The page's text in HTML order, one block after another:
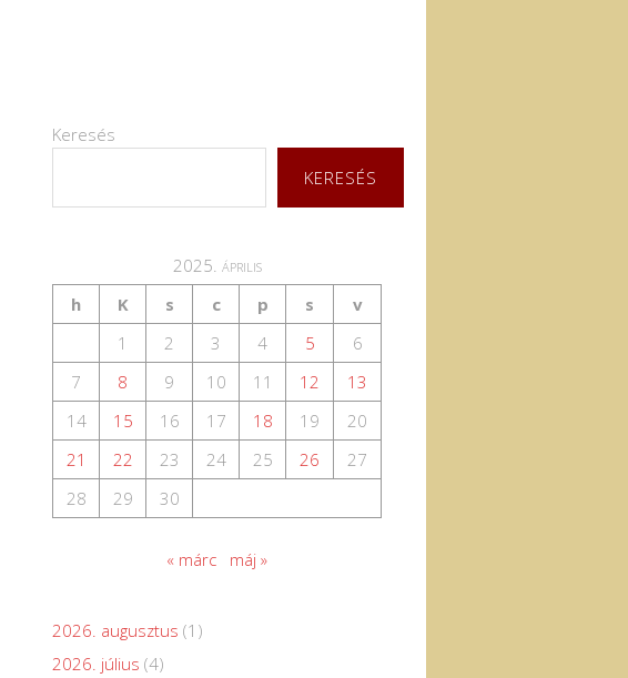
Keresés
KERESÉS
2025. április
h
K s c p s
v
1
2 3 4 5
6
7
8 9 10 11 12
13
14
15 16 17 18 19
20
21
22 23 24 25 26
27
28
29 30
« márc máj »
2026. augusztus (1)
2026. július (4)